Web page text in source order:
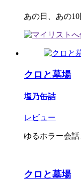
あの日、あの
クロと墓場
塩乃缶詰
レビュー
ゆるホラー会
クロと墓場